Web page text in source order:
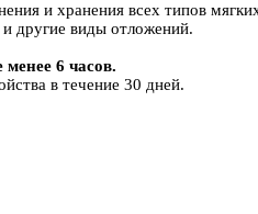
и хранения всех типов
другие виды отложений.
6 часов.
в течение 30 дней.